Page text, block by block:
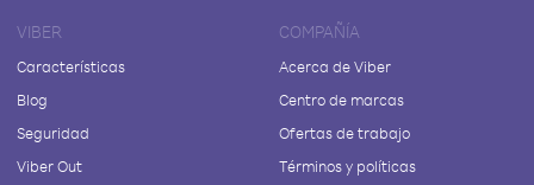
VIBER
Características
Blog
Seguridad
Viber Out
COMPAÑÍA
Acerca de Viber
Centro de marcas
Ofertas de trabajo
Términos y políticas